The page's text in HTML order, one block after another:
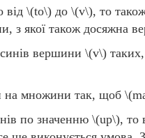
від \(to\) до \(v\), то
з якої також досяжна
вершини \(v\)
на множини так, щоб
по значенню \(up\), то